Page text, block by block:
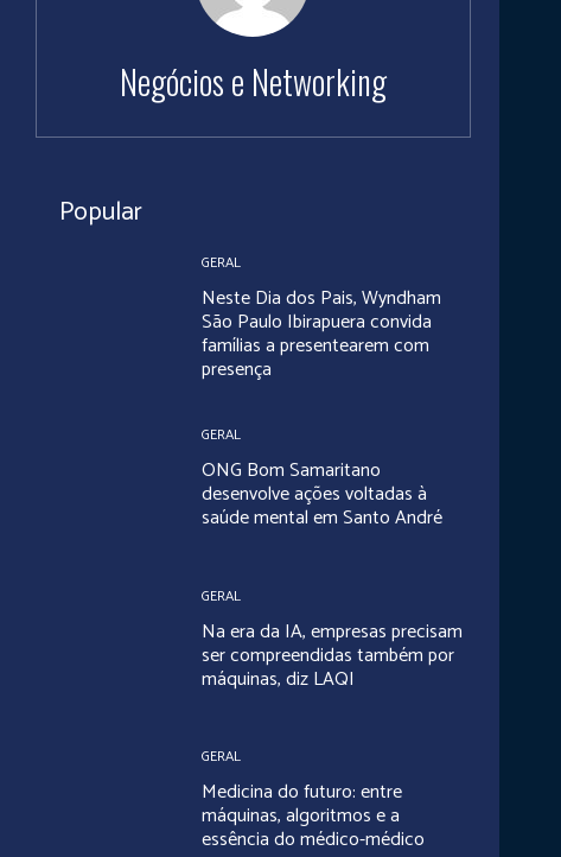
Negócios e Networking
Popular
GERAL
Neste Dia dos Pais, Wyndham
São Paulo Ibirapuera convida
famílias a presentearem com
presença
GERAL
ONG Bom Samaritano
desenvolve ações voltadas à
saúde mental em Santo André
GERAL
Na era da IA, empresas precisam
ser compreendidas também por
máquinas, diz LAQI
GERAL
Medicina do futuro: entre
máquinas, algoritmos e a
essência do médico-médico